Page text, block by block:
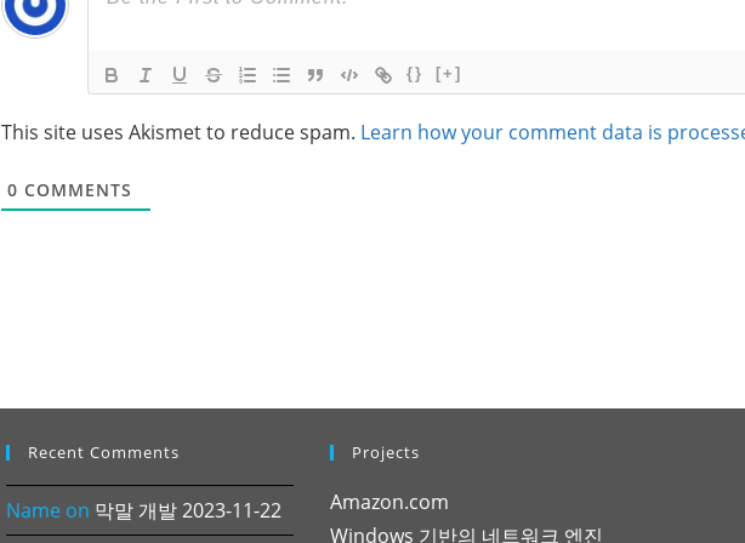
{} [+]
This site uses Akismet to reduce spam. Learn how your comment data is
0 COMMENTS
Recent Comments
Name on 막말 개발 2023-11-22
Projects
Amazon.com
Windows 기반의 네트워크 엔진